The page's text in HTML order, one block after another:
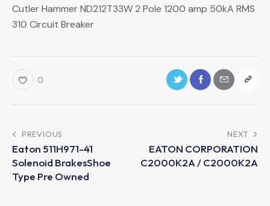
Cutler Hammer ND212T33W 2 Pole 1200 amp 50kA RMS
310 Circuit Breaker
0
PREVIOUS
Eaton 511H971-41
Solenoid BrakesShoe
Type Pre Owned
NEXT
EATON CORPORATION
C2000K2A / C2000K2A